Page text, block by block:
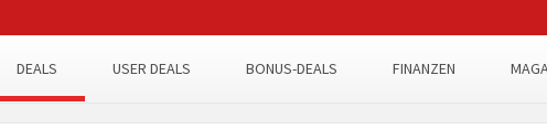
DEALS USER DEALS BONUS-DEALS FINANZEN